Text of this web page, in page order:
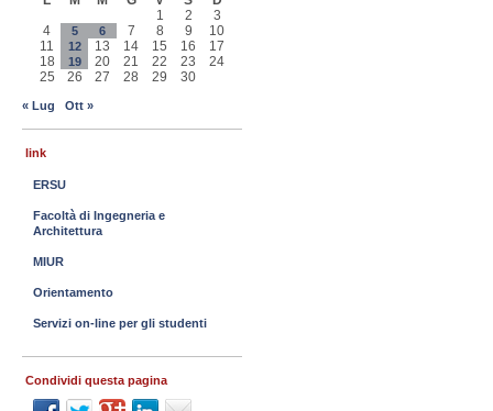
1
2
3
4
5 6 7 8 9
10
11
12 13 14 15 16
17
18
19 20 21 22 23
24
25
26 27 28 29 30
« Lug Ott »
link
ERSU
Facoltà di Ingegneria e
Architettura
MIUR
Orientamento
Servizi on-line per gli studenti
Condividi questa pagina